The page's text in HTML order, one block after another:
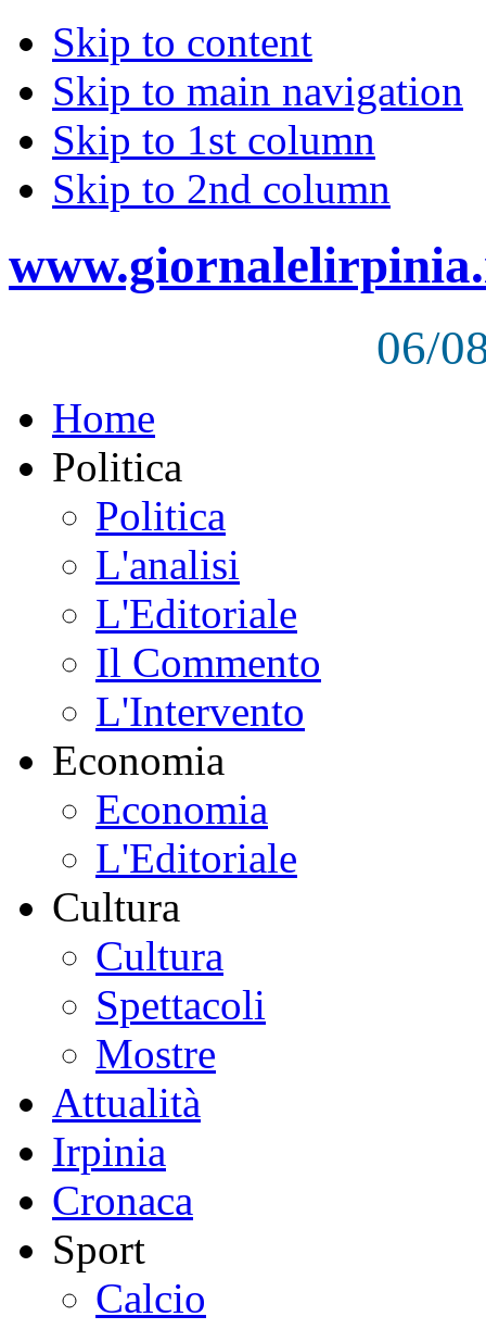
Skip to content
Skip to main navigation
Skip to 1st column
Skip to 2nd column
06/
Home
Politica
Politica
L'analisi
L'Editoriale
Il Commento
L'Intervento
Economia
Economia
L'Editoriale
Cultura
Cultura
Spettacoli
Mostre
Attualità
Irpinia
Cronaca
Sport
Calcio